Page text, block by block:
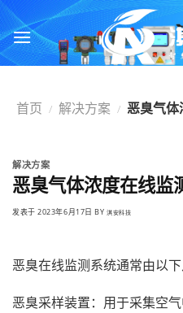
跳
转
到
内
首页 / 解决方案 / 恶臭气
解决方案
恶臭气体浓度在线监
发表于2023年6月17日 BY淇安科技
恶臭在线监测系统通常由以下
恶臭采样装置：用于采集空